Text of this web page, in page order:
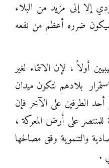
إلا إلى مزيد من البلاء
ضرره أعظم من نفعه
أولاً ، لإن الانتماء لغير
بلادهم لتكون ميدان
الطرفين على الآخر فإن
للمنتصر على أرض المعركة ،
والتنموية وفق مصالحها
.